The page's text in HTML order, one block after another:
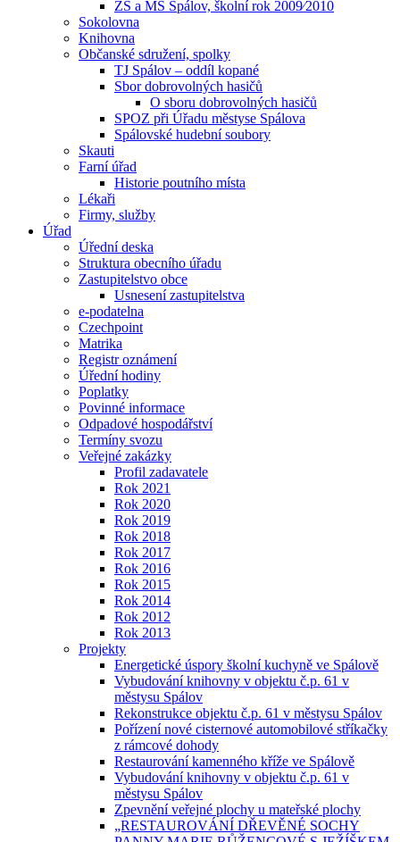
ZŠ a MŠ Spálov, školní rok 2009⁄2010
Sokolovna
Knihovna
Občanské sdružení, spolky
TJ Spálov – oddíl kopané
Sbor dobrovolných hasičů
O sboru dobrovolných hasičů
SPOZ při Úřadu městyse Spálova
Spálovské hudební soubory
Skauti
Farní úřad
Historie poutního místa
Lékaři
Firmy, služby
Úřad
Úřední deska
Struktura obecního úřadu
Zastupitelstvo obce
Usnesení zastupitelstva
e-podatelna
Czechpoint
Matrika
Registr oznámení
Úřední hodiny
Poplatky
Povinné informace
Odpadové hospodářství
Termíny svozu
Veřejné zakázky
Profil zadavatele
Rok 2021
Rok 2020
Rok 2019
Rok 2018
Rok 2017
Rok 2016
Rok 2015
Rok 2014
Rok 2012
Rok 2013
Projekty
Energetické úspory školní kuchyně ve Spálově
Vybudování knihovny v objektu č.p. 61 v
městysu Spálov
Rekonstrukce objektu č.p. 61 v městysu Spálov
Pořízení nové cisternové automobilové stříkačky
z rámcové dohody
Restaurování kamenného kříže ve Spálově
Vybudování knihovny v objektu č.p. 61 v
městysu Spálov
Zpevnění veřejné plochy u mateřské plochy
„RESTAUROVÁNÍ DŘEVĚNÉ SOCHY